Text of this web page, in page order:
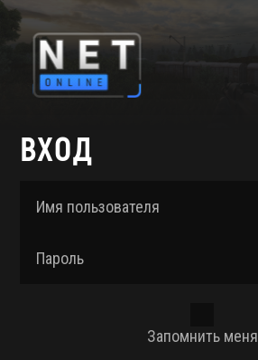
ВХОД
Имя пользователя
Пароль
Запомнить меня